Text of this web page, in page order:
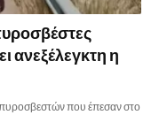
ανεξέλεγκτη η
που έπεσαν στο